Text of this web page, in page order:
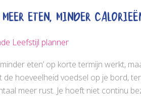
eten, minder
Leefstijl planner
eten’ op korte termijn werkt,
de hoeveelheid voedsel op je bord,
meer rust. Je hoeft niet continu